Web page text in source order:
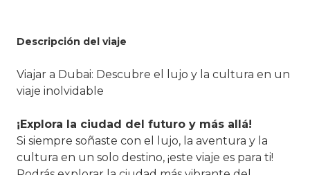
Lujo
Aventuras
sin
💎
cantidad
Descripción del viaje
Viajar a Dubai: Descubre el lujo y la cultura en un
viaje inolvidable
¡Explora la ciudad del futuro y más allá!
Si siempre soñaste con el lujo, la aventura y la
cultura en un solo destino, ¡este viaje es para ti!